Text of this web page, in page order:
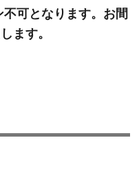
可となります。お間
ます。